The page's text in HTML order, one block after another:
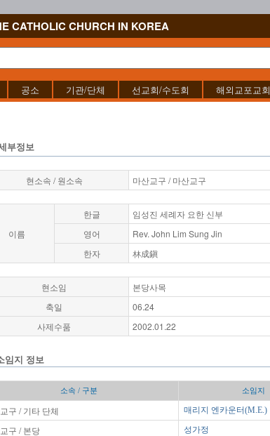
CATHOLIC CHURCH IN KOREA
공소 기관/단체 선교회/수도회 해외교포교회
부정보
현소속 / 원소속 마산교구 / 마산교구
이름
한글
임성진 세례자 요한 신부
영어
Rev. John Lim Sung Jin
한자
林成鎭
현소임
본당사목
축일
06.24
사제수품
2002.01.22
임지 정보
소속 / 구분 소임지
구 / 기타 단체 매리지 엔카운터(M.E.)
구 / 본당
성가정